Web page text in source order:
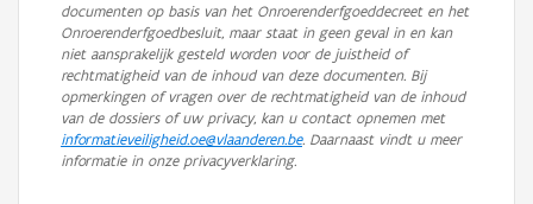
documenten op basis van het Onroerenderfgoeddecreet en het
Onroerenderfgoedbesluit, maar staat in geen geval in en kan
niet aansprakelijk gesteld worden voor de juistheid of
rechtmatigheid van de inhoud van deze documenten. Bij
opmerkingen of vragen over de rechtmatigheid van de inhoud
van de dossiers of uw privacy, kan u contact opnemen met
informatieveiligheid.oe@vlaanderen.be. Daarnaast vindt u meer
informatie in onze privacyverklaring.